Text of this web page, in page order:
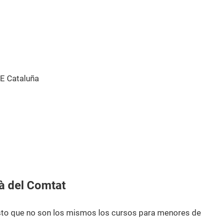
Cataluña
del Comtat
que no son los mismos los cursos para menores de